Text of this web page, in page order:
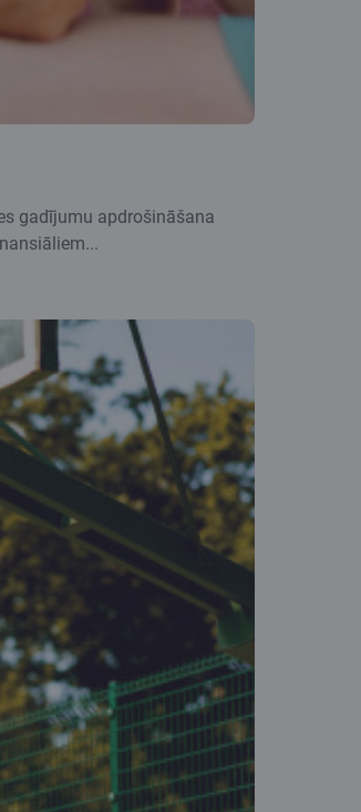
gadījumu apdrošināšana